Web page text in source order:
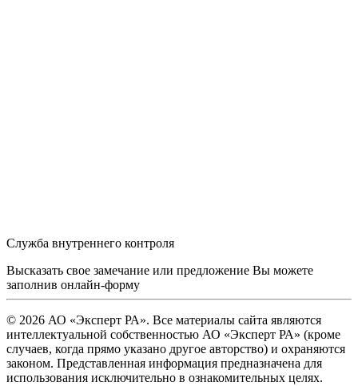
Служба внутреннего контроля
Высказать свое замечание или предложение Вы можете
заполнив онлайн-форму
© 2026 АО «Эксперт РА». Все материалы сайта являются
интеллектуальной собственностью АО «Эксперт РА» (кроме
случаев, когда прямо указано другое авторство) и охраняются
законом. Представленная информация предназначена для
использования исключительно в ознакомительных целях.